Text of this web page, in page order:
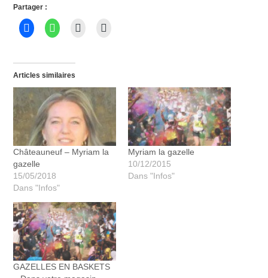
Partager :
Articles similaires
Châteauneuf – Myriam la
gazelle
15/05/2018
Dans "Infos"
Myriam la gazelle
10/12/2015
Dans "Infos"
GAZELLES EN BASKETS